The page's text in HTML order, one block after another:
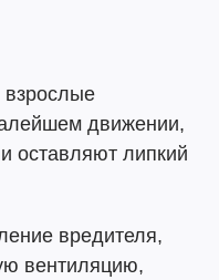
взрослые
движении,
оставляют липкий
вредителя,
вентиляцию,